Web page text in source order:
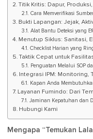
Titik Kritis: Dapur,
Cara Memverifikasi
Bukti Lapangan: Jejak,
Alat Bantu Deteksi yang
Menutup Siklus: Sanitasi,
Checklist Harian yang
Taktik Cepat untuk
Penguatan Melalui SOP
Integrasi IPM: Monitoring,
Kapan Anda
Layanan Fumindo: Dari
Jaminan Kepatuhan dan
Hubungi Kami
Mengapa “Temukan